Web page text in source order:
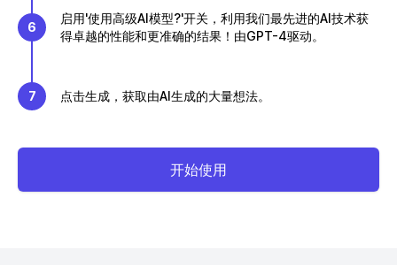
6
启用'使用高级AI模型?'开关，利用我们最先进的AI技术获
得卓越的性能和更准确的结果！由GPT-4驱动。
7 点击生成，获取由AI生成的大量想法。
开始使用